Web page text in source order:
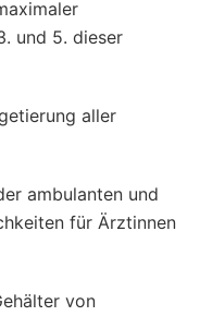
und 5. dieser
aller
ambulanten und
für Ärztinnen
von